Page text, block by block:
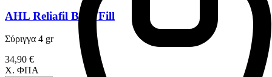
AHL Reliafil Bulk Fill
Σύριγγα 4 gr
34,90 €
Χ. ΦΠΑ